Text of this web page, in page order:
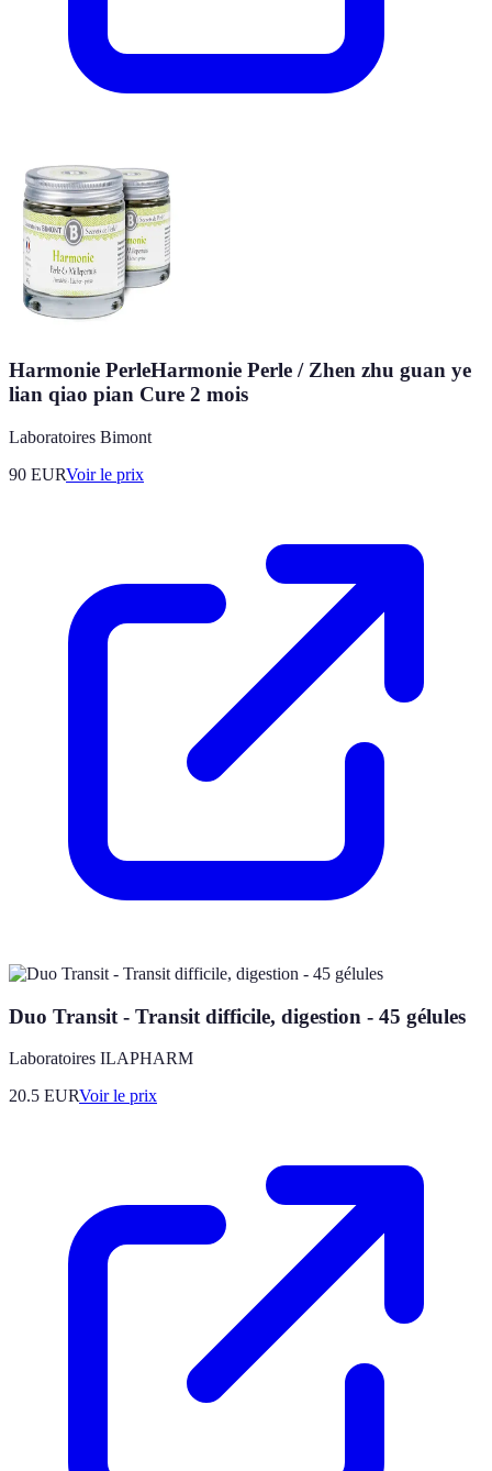
Harmonie PerleHarmonie Perle / Zhen zhu guan ye
lian qiao pian Cure 2 mois
Laboratoires Bimont
90 EURVoir le prix
Duo Transit - Transit difficile, digestion - 45 gélules
Laboratoires ILAPHARM
20.5 EURVoir le prix